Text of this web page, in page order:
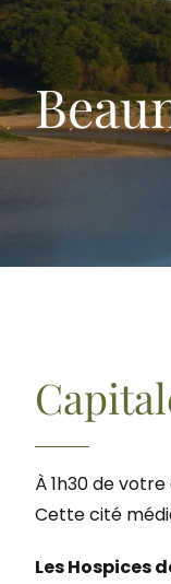
À 1h30 de
Cette cité
Les Hospices